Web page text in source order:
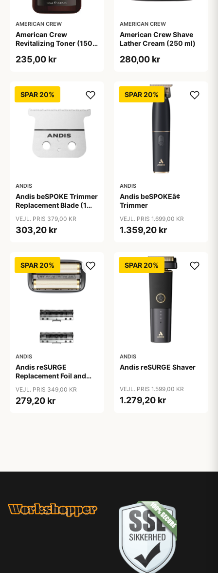
AMERICAN CREW
American Crew
Revitalizing Toner (150
235,00 kr
AMERICAN CREW
American Crew Shave
Lather Cream (250 ml)
280,00 kr
SPAR 20%
ANDIS
Andis beSPOKE Trimmer
Replacement Blade (1
VEJL. PRIS 379,00 KR
303,20 kr
SPAR 20%
ANDIS
Andis beSPOKEâ¢
Trimmer
VEJL. PRIS 1.699,00 KR
1.359,20 kr
SPAR 20%
ANDIS
Andis reSURGE
Replacement Foil and
VEJL. PRIS 349,00 KR
279,20 kr
SPAR 20%
ANDIS
Andis reSURGE Shaver
VEJL. PRIS 1.599,00 KR
1.279,20 kr